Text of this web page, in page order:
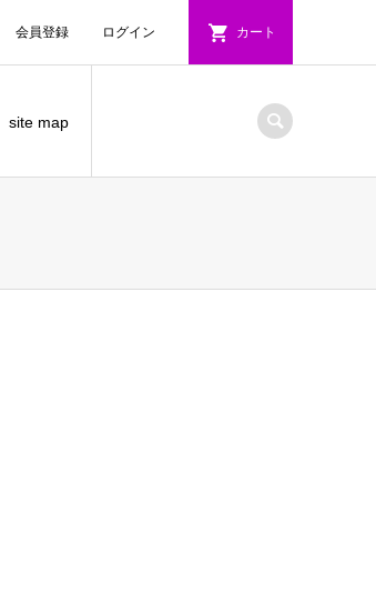
会員登録 ログイン カート
site map